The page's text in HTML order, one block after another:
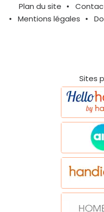
Plan du site
Mentions légales
Sites